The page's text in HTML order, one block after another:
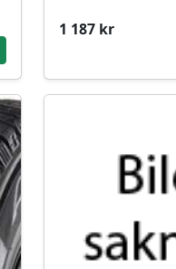
1 187 kr